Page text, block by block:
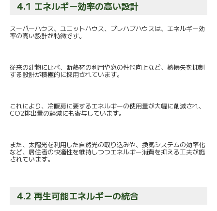
4.1 エネルギー効率の高い設計
スーパーハウス、ユニットハウス、プレハブハウスは、 エネルギー効
率の高い設計が特徴です。
従来の建物に比べ、断熱材の利用や窓の性能向上など、 熱損失を抑制
する設計が積極的に採用されています。
これにより、 冷暖房に要するエネルギーの使用量が大幅に削減され、
CO2排出量の軽減にも寄与しています。
また、太陽光を利用した自然光の取り込みや、 換気システムの効率化
など、 居住者の快適性を維持しつつエネルギー消費を抑える工夫が施
されています。
4.2 再生可能エネルギーの統合